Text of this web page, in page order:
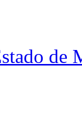
de